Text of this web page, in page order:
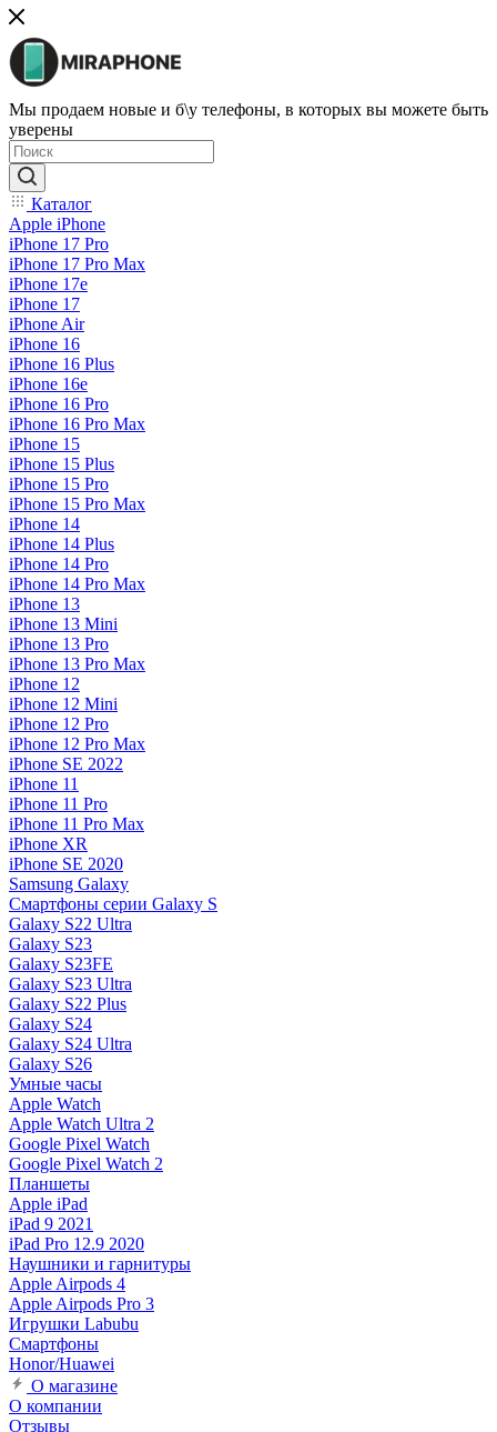
Мы продаем новые и б\у телефоны, в которых вы можете быть
уверены
Каталог
Apple iPhone
iPhone 17 Pro
iPhone 17 Pro Max
iPhone 17e
iPhone 17
iPhone Air
iPhone 16
iPhone 16 Plus
iPhone 16e
iPhone 16 Pro
iPhone 16 Pro Max
iPhone 15
iPhone 15 Plus
iPhone 15 Pro
iPhone 15 Pro Max
iPhone 14
iPhone 14 Plus
iPhone 14 Pro
iPhone 14 Pro Max
iPhone 13
iPhone 13 Mini
iPhone 13 Pro
iPhone 13 Pro Max
iPhone 12
iPhone 12 Mini
iPhone 12 Pro
iPhone 12 Pro Max
iPhone SE 2022
iPhone 11
iPhone 11 Pro
iPhone 11 Pro Max
iPhone XR
iPhone SE 2020
Samsung Galaxy
Смартфоны серии Galaxy S
Galaxy S22 Ultra
Galaxy S23
Galaxy S23FE
Galaxy S23 Ultra
Galaxy S22 Plus
Galaxy S24
Galaxy S24 Ultra
Galaxy S26
Умные часы
Apple Watch
Apple Watch Ultra 2
Google Pixel Watch
Google Pixel Watch 2
Планшеты
Apple iPad
iPad 9 2021
iPad Pro 12.9 2020
Наушники и гарнитуры
Apple Airpods 4
Apple Airpods Pro 3
Игрушки Labubu
Смартфоны
Honor/Huawei
О магазине
О компании
Отзывы